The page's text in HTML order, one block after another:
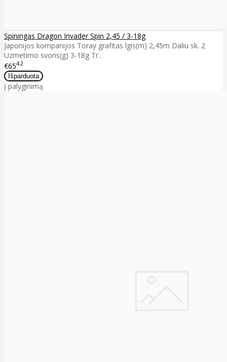
Spiningas Dragon Invader Spin 2,45 / 3-18g
Japonijos kompanijos Toray grafitas lgis(m) 2,45m Daliu sk. 2
Uzmetimo svoris(g) 3-18g Tr..
€6542
Į palyginimą